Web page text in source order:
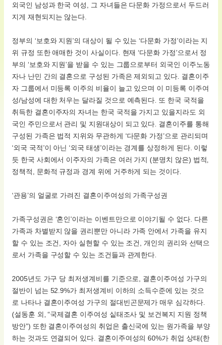
외국인 남성과 한국 여성, 그 자녀들은 다문화 가정으로서 두드러
지게 재현되지는 않는다.
정부의 ‘보호와 지원’의 대상이 될 수 있는 ‘다문화 가정’이라는 지
위 규정 또한 애매한 것이 사실이다. 현재 ‘다문화 가정’으로서 정
부의 ‘보호와 지원’을 받을 수 있는 그룹으로부터 외국인 이주노동
자나 난민 간의 결혼으로 구성된 가족은 제외되고 있다. 결혼이주
자 그룹에서 미등록 이주의 비율이 늘고 있으며 이 미등록 이주여
성/남성에 대한 처우는 달라질 것으로 예측된다. 또 한국 국적을
취득한 결혼이주자의 자녀는 한국 국적을 가지고 있을지라도 외
국인 주민으로서 관리 및 지원대상이 되고 있다. 결혼이주를 통해
구성된 가족은 법적 지위와 무관하게 ‘다문화 가정’으로 관리되며
‘외국 국적’이 아닌 ‘외국 태생’이라는 경계를 상정하게 된다. 이렇
듯 한국 사회에서 이주자의 가족은 여러 가지 (분명치 않은) 법적,
정책적, 문화적 규정과 경계 위에 거주하게 되는 것이다.
‘관용’의 얼굴로 가려진 결혼이주여성의 가족구성권
가족구성권은 ‘혼인’이라는 이벤트만으로 이야기될 수 없다. 다른
가족과 차별받지 않을 권리뿐만 아니라 가족 안에서 가족을 유지
할 수 있는 조건, 자아 실현할 수 있는 조건, 개인의 권리와 선택으
로서 가족을 구성할 수 있는 조건들과 관계한다.
2005년도 가구 당 최저생계비를 기준으로, 결혼이주여성 가구의
절반이 넘는 52.9%가 최저생계비 이하의 소득수준에 있는 것으
로 나타나 결혼이주여성 가구의 절대빈곤문제가 매우 심각하다.
(설동훈 외, “국제결혼 이주여성 싵태조사 및 보건복지 지원 정책
방안”) 또한 결혼이주여성의 취업은 출신국에 있는 원가족을 부양
하는 것과도 연결되어 있다. 결혼이주여성의 60%가 취업 상태(한